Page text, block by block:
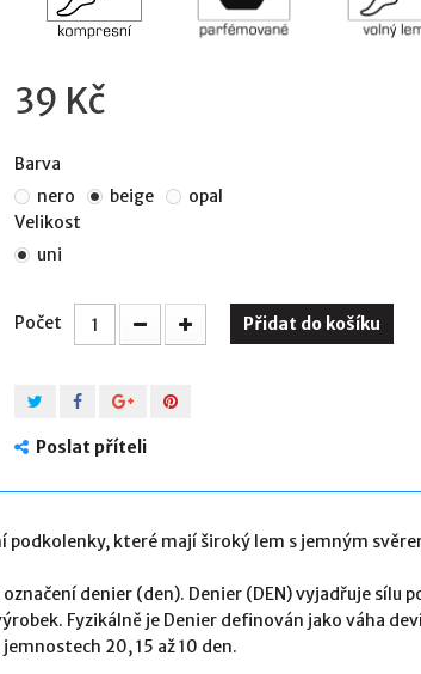
39 Kč
Barva
nero
beige
opal
Velikost
uni
Počet Přidat do košíku
Poslat příteli
podkolenky, které mají široký lem s jemným
denier(den). Denier (DEN) vyjadřuje sílu
Fyzikálně je Denier definován jako váha
20, 15 až 10 den.